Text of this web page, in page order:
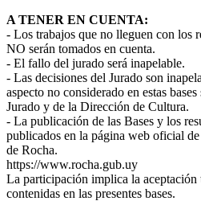
A TENER EN CUENTA:
- Los trabajos que no lleguen con los
NO serán tomados en cuenta.
- El fallo del jurado será inapelable.
- Las decisiones del Jurado son
aspecto no considerado en estas
Jurado y de la Dirección de Cultura.
- La publicación de las Bases y los
publicados en la página web oficial
de Rocha.
https://www.rocha.gub.uy
La participación implica la aceptación
contenidas en las presentes bases.